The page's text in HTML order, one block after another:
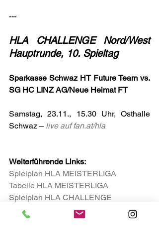
---
HLA CHALLENGE Nord/West
Hauptrunde, 10. Spieltag
Sparkasse Schwaz HT Future Team vs.
SG HC LINZ AG/Neue Heimat FT
Samstag, 23.11., 15.30 Uhr, Osthalle
Schwaz – live auf fan.at/hla
Weiterführende Links:
Spielplan HLA MEISTERLIGA
Tabelle HLA MEISTERLIGA
Spielplan HLA CHALLENGE
Tabelle HLA CHALLENGE
HLA Matchcenter